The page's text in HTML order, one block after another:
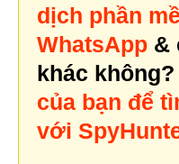
dịch phần
WhatsApp &
khác không?
của bạn để
với